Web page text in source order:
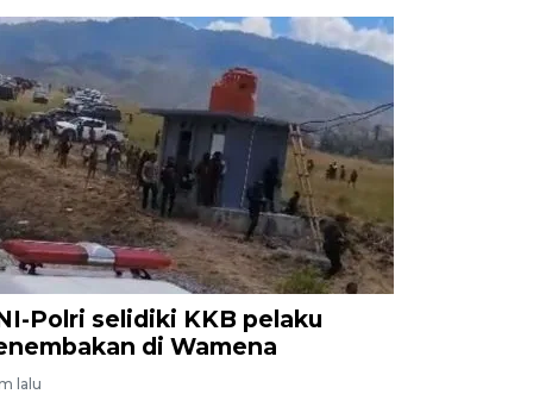
Polri selidiki KKB pelaku
di Wamena
lalu